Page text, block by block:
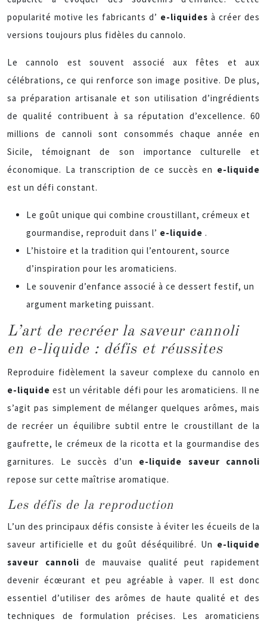
popularité motive les fabricants d’ e-liquides à créer des
versions toujours plus fidèles du cannolo.
Le cannolo est souvent associé aux fêtes et aux
célébrations, ce qui renforce son image positive. De plus,
sa préparation artisanale et son utilisation d’ingrédients
de qualité contribuent à sa réputation d’excellence. 60
millions de cannoli sont consommés chaque année en
Sicile, témoignant de son importance culturelle et
économique. La transcription de ce succès en e-liquide
est un défi constant.
Le goût unique qui combine croustillant, crémeux et
gourmandise, reproduit dans l’ e-liquide .
L’histoire et la tradition qui l’entourent, source
d’inspiration pour les aromaticiens.
Le souvenir d’enfance associé à ce dessert festif, un
argument marketing puissant.
L’art de recréer la saveur cannoli
en e-liquide : défis et réussites
Reproduire fidèlement la saveur complexe du cannolo en
e-liquideest un véritable défi pour les aromaticiens. Il ne
s’agit pas simplement de mélanger quelques arômes, mais
de recréer un équilibre subtil entre le croustillant de la
gaufrette, le crémeux de la ricotta et la gourmandise des
garnitures. Le succès d’un e-liquide saveur cannoli
repose sur cette maîtrise aromatique.
Les défis de la reproduction
L’un des principaux défis consiste à éviter les écueils de la
saveur artificielle et du goût déséquilibré. Un e-liquide
saveur cannolide mauvaise qualité peut rapidement
devenir écœurant et peu agréable à vaper. Il est donc
essentiel d’utiliser des arômes de haute qualité et des
techniques de formulation précises. Les aromaticiens